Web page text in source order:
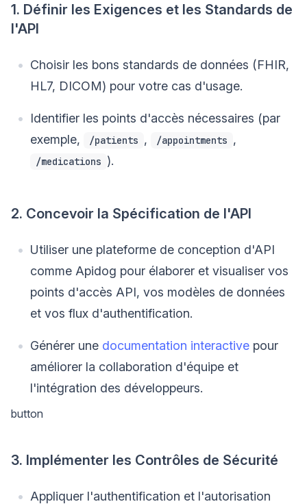
1. Définir les Exigences et les Standards de
l'API
Choisir les bons standards de données (FHIR,
HL7, DICOM) pour votre cas d'usage.
Identifier les points d'accès nécessaires (par
exemple,
/patients , /appointments ,
/medications ).
2. Concevoir la Spécification de l'API
Utiliser une plateforme de conception d'API
comme Apidog pour élaborer et visualiser vos
points d'accès API, vos modèles de données
et vos flux d'authentification.
Générer une documentation interactive pour
améliorer la collaboration d'équipe et
l'intégration des développeurs.
button
3. Implémenter les Contrôles de Sécurité
Appliquer l'authentification et l'autorisation